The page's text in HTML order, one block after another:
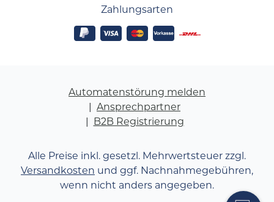
Zahlungsarten
Automatenstörung melden
Ansprechpartner
B2B Registrierung
Alle Preise inkl. gesetzl. Mehrwertsteuer zzgl.
Versandkosten und ggf. Nachnahmegebühren,
wenn nicht anders angegeben.